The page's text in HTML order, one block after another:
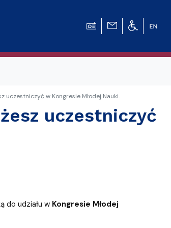
uczestniczyć w Kongresie Młodej Nauki.
uczestniczyć
do udziału wKongresie Młodej